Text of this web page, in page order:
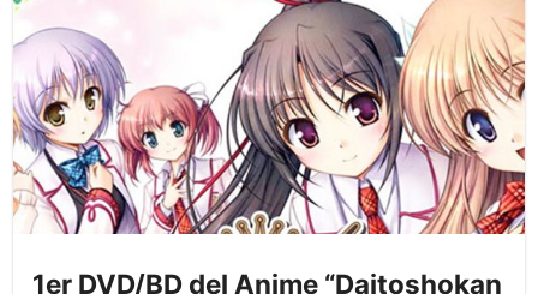
1er DVD/BD del Anime “Daitoshokan